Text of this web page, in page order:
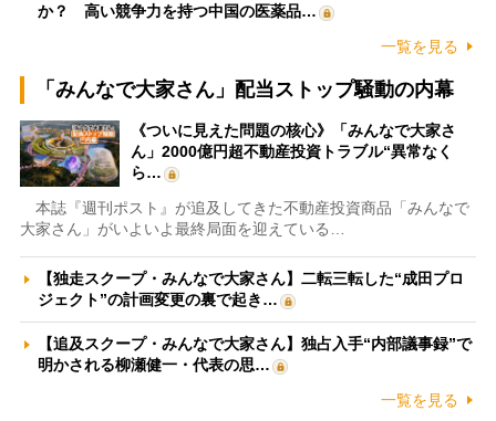
か？ 高い競争力を持つ中国の医薬品…
一覧を見る
「みんなで大家さん」配当ストップ騒動の内幕
《ついに見えた問題の核心》「みんなで大家さ
ん」2000億円超不動産投資トラブル“異常なく
ら…
本誌『週刊ポスト』が追及してきた不動産投資商品「みんなで
大家さん」がいよいよ最終局面を迎えている…
【独走スクープ・みんなで大家さん】二転三転した“成田プロ
ジェクト”の計画変更の裏で起き…
【追及スクープ・みんなで大家さん】独占入手“内部議事録”で
明かされる柳瀬健一・代表の思…
一覧を見る